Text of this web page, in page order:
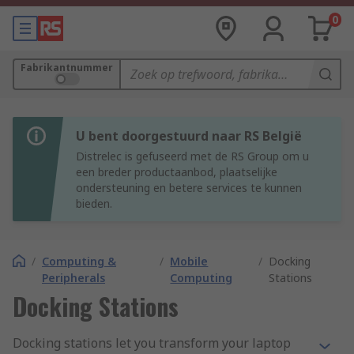
0
Fabrikantnummer
U bent doorgestuurd naar RS België
Distrelec is gefuseerd met de RS Group om u
een breder productaanbod, plaatselijke
ondersteuning en betere services te kunnen
bieden.
/ Computing &
Peripherals
/ Mobile
Computing
/ Docking
Stations
Docking Stations
Docking stations let you transform your laptop